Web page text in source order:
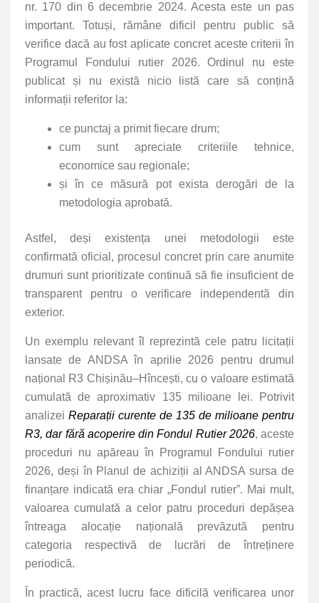
nr. 170 din 6 decembrie 2024. Acesta este un pas
important. Totuși, rămâne dificil pentru public să
verifice dacă au fost aplicate concret aceste criterii în
Programul Fondului rutier 2026. Ordinul nu este
publicat și nu există nicio listă care să conțină
informații referitor la:
ce punctaj a primit fiecare drum;
cum sunt apreciate criteriile tehnice,
economice sau regionale;
și în ce măsură pot exista derogări de la
metodologia aprobată.
Astfel, deși existența unei metodologii este
confirmată oficial, procesul concret prin care anumite
drumuri sunt prioritizate continuă să fie insuficient de
transparent pentru o verificare independentă din
exterior.
Un exemplu relevant îl reprezintă cele patru licitații
lansate de ANDSA în aprilie 2026 pentru drumul
național R3 Chișinău–Hîncești, cu o valoare estimată
cumulată de aproximativ 135 milioane lei. Potrivit
analizei Reparații curente de 135 de milioane pentru
R3, dar fără acoperire din Fondul Rutier 2026, aceste
proceduri nu apăreau în Programul Fondului rutier
2026, deși în Planul de achiziții al ANDSA sursa de
finanțare indicată era chiar „Fondul rutier”. Mai mult,
valoarea cumulată a celor patru proceduri depășea
întreaga alocație națională prevăzută pentru
categoria respectivă de lucrări de întreținere
periodică.
În practică, acest lucru face dificilă verificarea unor